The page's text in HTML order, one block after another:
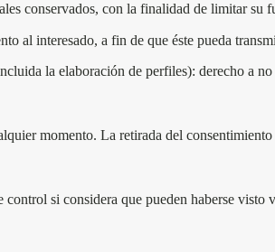
conservados, con la finalidad de limitar su
al interesado, a fin de que éste pueda
la elaboración de perfiles): derecho a
momento. La retirada del
si considera que pueden haberse